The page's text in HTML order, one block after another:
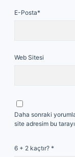
E-Posta*
Web Sitesi
Daha sonraki
site adresim bu
6 + 2 kaçtır? *